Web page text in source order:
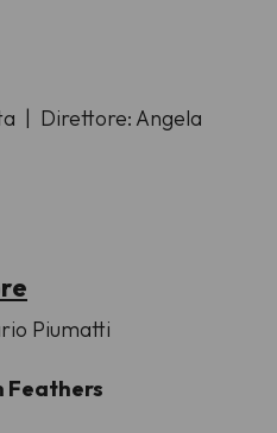
| Direttore: Angela
Piumatti
Feathers